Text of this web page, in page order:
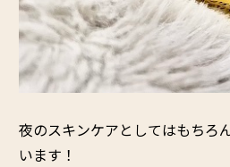
夜のスキンケアとしてはもちろ
います！